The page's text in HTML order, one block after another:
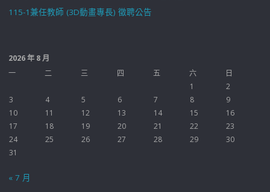
115-1兼任教師 (3D動畫專長) 徵聘公告
2026 年 8 月
一
二 三 四 五 六
日
1
2
3
4 5 6 7 8
9
10
11 12 13 14 15
16
17
18 19 20 21 22
23
24
25 26 27 28 29
30
31
« 7 月